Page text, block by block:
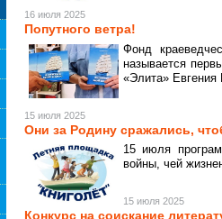
16 июля 2025
Попутного ветра!
Фонд
называется
«Элита» Евгения
15 июля 2025
Они за Родину сражались,
15 июля
войны, чей
15 июля 2025
Конкурс на соискание